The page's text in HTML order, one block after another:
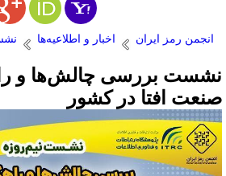
انجمن رمز ایران اخبار و اطلاعیه‌ها
بررسی چالش‌ها و
افتا در کشور